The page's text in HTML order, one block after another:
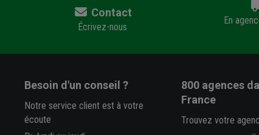
Contact
Écrivez-nous
En
Besoin d'un conseil ?
Notre service client est à votre
écoute
800 agences
France
Trouvez votre